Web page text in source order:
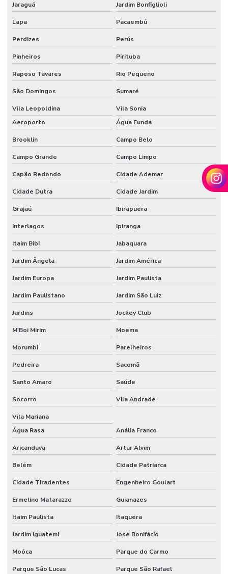
Jaraguá Jardim Bonfiglioli
Lapa Pacaembú
Perdizes Perús
Pinheiros Pirituba
Raposo Tavares Rio Pequeno
São Domingos Sumaré
Vila Leopoldina
Vila Sonia
Aeroporto
Água Funda
Brooklin Campo Belo
Campo Grande Campo Limpo
Capão Redondo Cidade Ademar
Cidade Dutra Cidade Jardim
Grajaú Ibirapuera
Interlagos Ipiranga
Itaim Bibi Jabaquara
Jardim Ângela Jardim América
Jardim Europa Jardim Paulista
Jardim Paulistano Jardim São Luiz
Jardins Jockey Club
M'Boi Mirim Moema
Morumbi Parelheiros
Pedreira Sacomã
Santo Amaro Saúde
Socorro Vila Andrade
Vila Mariana
Água Rasa
Anália Franco
Aricanduva Artur Alvim
Belém Cidade Patriarca
Cidade Tiradentes Engenheiro Goulart
Ermelino Matarazzo Guianazes
Itaim Paulista Itaquera
Jardim Iguatemi José Bonifácio
Moóca Parque do Carmo
Parque São Lucas Parque São Rafael